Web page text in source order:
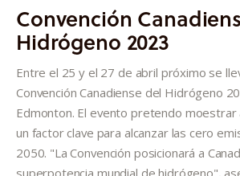
Proyectos
Informes
Quiénes somos
Convención
Hidrógeno 2023
Entre el 25 y el 27 de abril próximo se
Convención Canadiense del Hidrógeno
Edmonton. El evento pretendo moestrar
un factor clave para alcanzar las cero
2050. "La Convención posicionará a
superpotencia mundial de hidrógeno",